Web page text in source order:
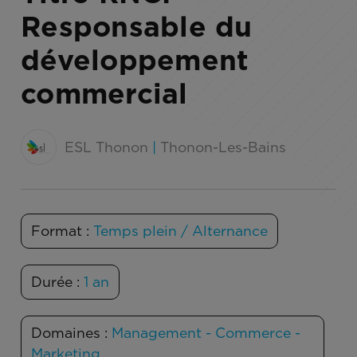
Responsable du
développement
commercial
ESL Thonon | Thonon-Les-Bains
Format :Temps plein / Alternance
Durée :1 an
Domaines : Management - Commerce -